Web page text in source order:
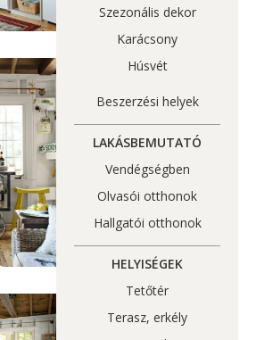
Szezonális dekor
Karácsony
Húsvét
Beszerzési helyek
LAKÁSBEMUTATÓ
Vendégségben
Olvasói otthonok
Hallgatói otthonok
HELYISÉGEK
Tetőtér
Terasz, erkély